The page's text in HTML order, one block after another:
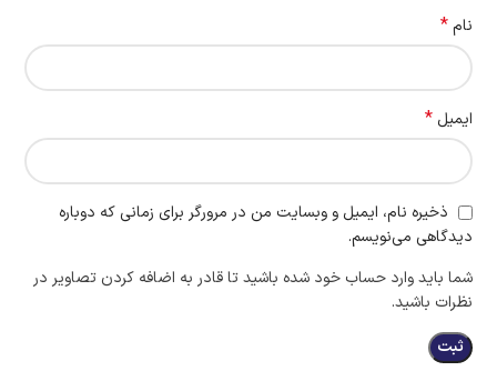
نام*
ایمیل *
ذخیره نام، ایمیل و وبسایت من در مرورگر برای زمانی که دوباره
دیدگاهی می‌نویسم.
شما باید وارد حساب خود شده باشید تا قادر به اضافه کردن تصاویر در
نظرات باشید.